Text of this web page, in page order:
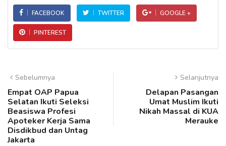
FACEBOOK TWITTER GOOGLE +
PINTEREST
Sebelumnya
Empat OAP Papua
Selatan Ikuti Seleksi
Beasiswa Profesi
Apoteker Kerja Sama
Disdikbud dan Untag
Jakarta
Selanjutnya
Delapan Pasangan
Umat Muslim Ikuti
Nikah Massal di KUA
Merauke